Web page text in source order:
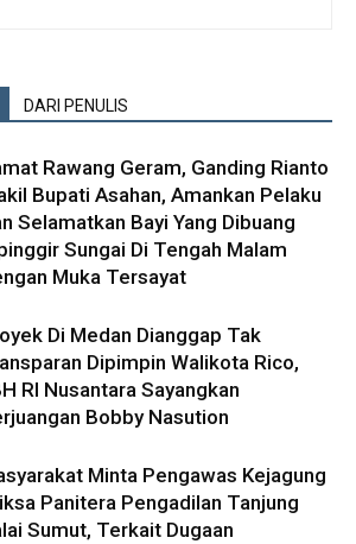
DARI PENULIS
Rawang Geram, Ganding Rianto
Bupati Asahan, Amankan Pelaku
Selamatkan Bayi Yang Dibuang
Sungai Di Tengah Malam
Muka Tersayat
Di Medan Dianggap Tak
Dipimpin Walikota Rico,
RI Nusantara Sayangkan
Bobby Nasution
Minta Pengawas Kejagung
Panitera Pengadilan Tanjung
Sumut, Terkait Dugaan